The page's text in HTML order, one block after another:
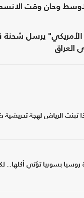
وحان وقت
الأمريكي" يرسل
العراق
الرياض لهجة تحريضية
روسيا بسوريا تؤتي أكلها..